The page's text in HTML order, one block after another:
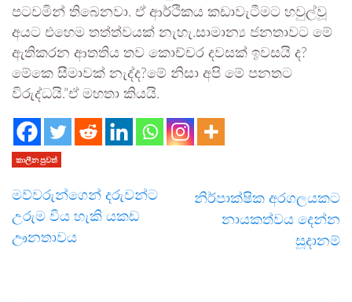
පටවමින් තිබෙනවා. ඒ ආර්ථිකය කඩාවැටීමට හවුල්වූ
අයට එහෙම තත්ත්වයක් නැහැ.සාමාන්‍ය ජනතාවට මේ
ඇතිකරන ආතතිය තව කොච්චර දවසක් ඉවසයි ද?
මේකෙ සීමාවක් නැද්ද?මේ නිසා අපි මේ පනතට
විරුද්ධයි.”ඒ මහතා කියයි.
කාලීන පුවත්
මව්වරුන්ගෙන් දරුවන්ට
උරුම විය හැකි යකඩ
ඌනතාවය
නිර්පාක්ෂික අරගලයකට
නායකත්වය දෙන්න
සූදානම්